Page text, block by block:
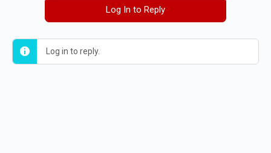
Log In to Reply
Log in to reply.